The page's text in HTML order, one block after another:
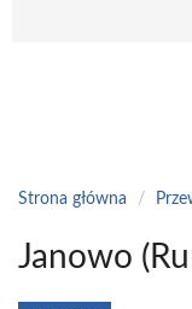
Strona główna /
Janowo